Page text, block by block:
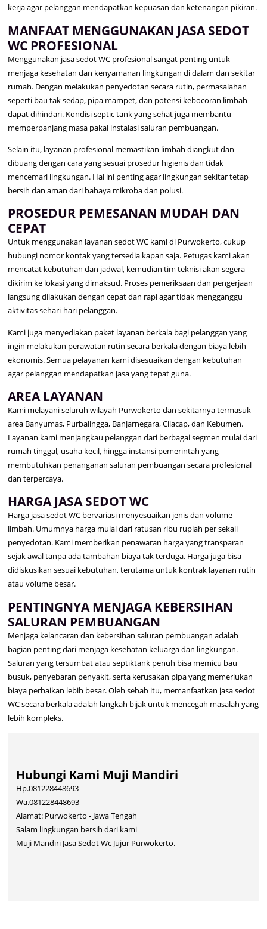
kerja agar pelanggan mendapatkan kepuasan dan ketenangan pikiran.
MANFAAT MENGGUNAKAN JASA SEDOT
WC PROFESIONAL
Menggunakan jasa sedot WC profesional sangat penting untuk
menjaga kesehatan dan kenyamanan lingkungan di dalam dan sekitar
rumah. Dengan melakukan penyedotan secara rutin, permasalahan
seperti bau tak sedap, pipa mampet, dan potensi kebocoran limbah
dapat dihindari. Kondisi septic tank yang sehat juga membantu
memperpanjang masa pakai instalasi saluran pembuangan.
Selain itu, layanan profesional memastikan limbah diangkut dan
dibuang dengan cara yang sesuai prosedur higienis dan tidak
mencemari lingkungan. Hal ini penting agar lingkungan sekitar tetap
bersih dan aman dari bahaya mikroba dan polusi.
PROSEDUR PEMESANAN MUDAH DAN
CEPAT
Untuk menggunakan layanan sedot WC kami di Purwokerto, cukup
hubungi nomor kontak yang tersedia kapan saja. Petugas kami akan
mencatat kebutuhan dan jadwal, kemudian tim teknisi akan segera
dikirim ke lokasi yang dimaksud. Proses pemeriksaan dan pengerjaan
langsung dilakukan dengan cepat dan rapi agar tidak mengganggu
aktivitas sehari-hari pelanggan.
Kami juga menyediakan paket layanan berkala bagi pelanggan yang
ingin melakukan perawatan rutin secara berkala dengan biaya lebih
ekonomis. Semua pelayanan kami disesuaikan dengan kebutuhan
agar pelanggan mendapatkan jasa yang tepat guna.
AREA LAYANAN
Kami melayani seluruh wilayah Purwokerto dan sekitarnya termasuk
area Banyumas, Purbalingga, Banjarnegara, Cilacap, dan Kebumen.
Layanan kami menjangkau pelanggan dari berbagai segmen mulai dari
rumah tinggal, usaha kecil, hingga instansi pemerintah yang
membutuhkan penanganan saluran pembuangan secara profesional
dan terpercaya.
HARGA JASA SEDOT WC
Harga jasa sedot WC bervariasi menyesuaikan jenis dan volume
limbah. Umumnya harga mulai dari ratusan ribu rupiah per sekali
penyedotan. Kami memberikan penawaran harga yang transparan
sejak awal tanpa ada tambahan biaya tak terduga. Harga juga bisa
didiskusikan sesuai kebutuhan, terutama untuk kontrak layanan rutin
atau volume besar.
PENTINGNYA MENJAGA KEBERSIHAN
SALURAN PEMBUANGAN
Menjaga kelancaran dan kebersihan saluran pembuangan adalah
bagian penting dari menjaga kesehatan keluarga dan lingkungan.
Saluran yang tersumbat atau septiktank penuh bisa memicu bau
busuk, penyebaran penyakit, serta kerusakan pipa yang memerlukan
biaya perbaikan lebih besar. Oleh sebab itu, memanfaatkan jasa sedot
WC secara berkala adalah langkah bijak untuk mencegah masalah yang
lebih kompleks.
Hubungi Kami Muji Mandiri
Hp.081228448693
Wa.081228448693
Alamat: Purwokerto - Jawa Tengah
Salam lingkungan bersih dari kami
Muji Mandiri Jasa Sedot Wc Jujur Purwokerto.